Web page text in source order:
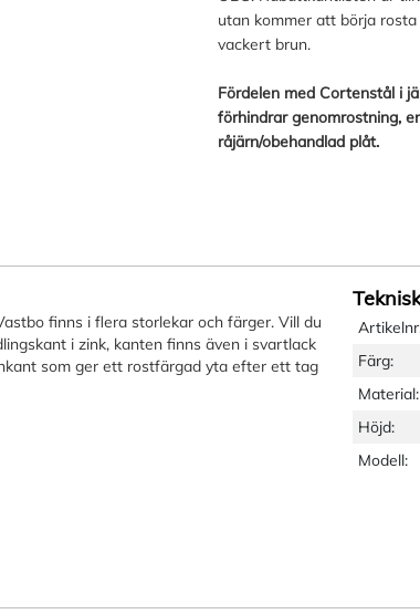
utan kommer att börja
vackert brun.
Fördelen med Cortenstål i
förhindrar genomrostning,
råjärn/obehandlad plåt.
finns i flera storlekar och färger. Vill du
i zink, kanten finns även i svartlack
som ger ett rostfärgad yta efter ett tag
Färg:
Material:
Höjd:
Modell: